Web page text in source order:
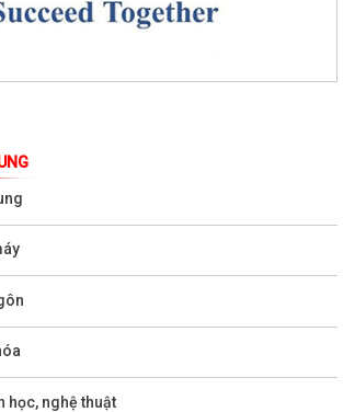
học, nghệ thuật
Tổ hướng dẫn và đồng hành hỗ trợ giải quyết thủ
dân...
lập Ban Chỉ đạo triển khai Đợt cao điểm "90
khám...
bố thủ tục hành chính ban hành mới, được sửa
vi chức...
hồi Giấy chứng nhận đủ điều kiện kinh doanh
Thực hành...